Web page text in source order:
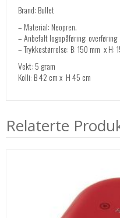
Brand: Bullet
– Material: Neopren.
– Anbefalt logopåføring: overføring
– Trykkestørrelse: B: 150 mm x H:
Vekt: 5 gram
Kolli: B 42 cm x H 45 cm
Relaterte